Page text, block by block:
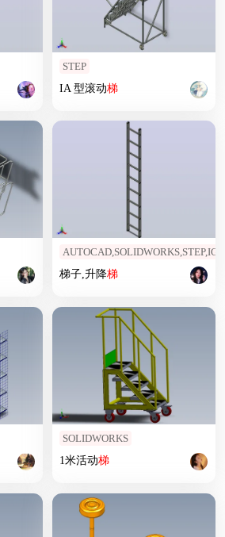
STEP
IA 型滚动梯
AUTOCAD,SOLIDWORKS,STEP,IGS
梯子,升降梯
SOLIDWORKS
1米活动梯